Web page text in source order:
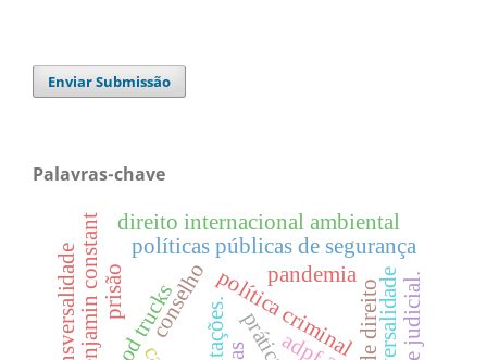
Enviar Submissão
Palavras-chave
food trucks política criminal
políticas públicas de segurança
conselho
direito internacional ambiental
prisão
transversalidade pandemia